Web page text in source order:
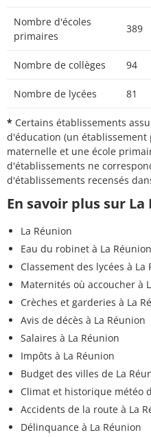
Nombre d'écoles
primaires
389
Nombre de collèges 94
Nombre de lycées 81
* Certains établissements
d'éducation (un
maternelle et une école
d'établissements ne
d'établissements recensés
En savoir plus sur La
La Réunion
Eau du robinet à La Réunion
Classement des lycées à La
Maternités où accoucher à
Crèches et garderies à La
Avis de décès à La Réunion
Salaires à La Réunion
Impôts à La Réunion
Budget des villes de La
Climat et historique météo
Accidents de la route à La
Délinquance à La Réunion